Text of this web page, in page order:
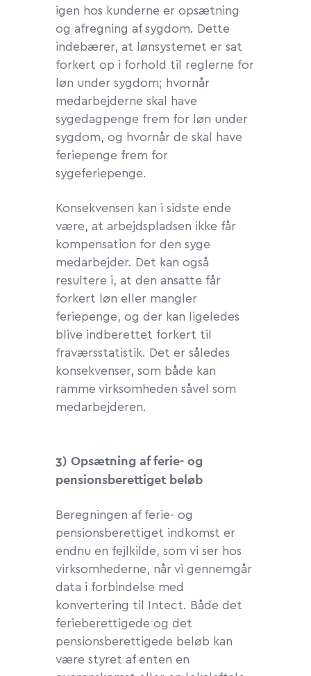
igen hos kunderne er opsætning
og afregning af sygdom. Dette
indebærer, at lønsystemet er sat
forkert op i forhold til reglerne for
løn under sygdom; hvornår
medarbejderne skal have
sygedagpenge frem for løn under
sygdom, og hvornår de skal have
feriepenge frem for
sygeferiepenge.
Konsekvensen kan i sidste ende
være, at arbejdspladsen ikke får
kompensation for den syge
medarbejder. Det kan også
resultere i, at den ansatte får
forkert løn eller mangler
feriepenge, og der kan ligeledes
blive indberettet forkert til
fraværsstatistik. Det er således
konsekvenser, som både kan
ramme virksomheden såvel som
medarbejderen.
3) Opsætning af ferie- og
pensionsberettiget beløb
Beregningen af ferie- og
pensionsberettiget indkomst er
endnu en fejlkilde, som vi ser hos
virksomhederne, når vi gennemgår
data i forbindelse med
konvertering til Intect. Både det
ferieberettigede og det
pensionsberettigede beløb kan
være styret af enten en